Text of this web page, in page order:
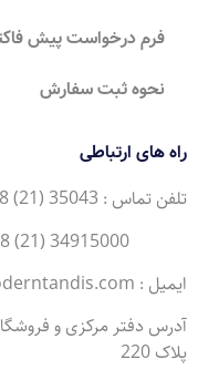
فرم درخواست پیش
نحوه ثبت سفارش
راه های ارتباطی
تلفن تماس : 35043 (21) 98+
ایمیل : Sales@moderntandis.com
آدرس دفتر مرکزی و
پلاک 220